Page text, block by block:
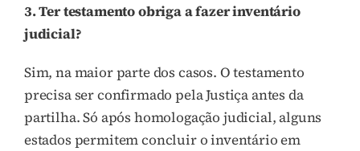
3. Ter testamento obriga a fazer inventário
judicial?
Sim, na maior parte dos casos. O testamento
precisa ser confirmado pela Justiça antes da
partilha. Só após homologação judicial, alguns
estados permitem concluir o inventário em